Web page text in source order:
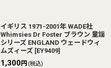
イギリス 1971-2001年 WADE社
Whimsies Dr Foster ブラウン 童謡
シリーズ ENGLAND ウェードウィ
ムズィーズ [EY9409]
1,300円 (税込)